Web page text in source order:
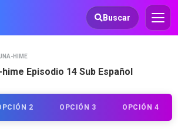
Buscar
HIME
Episodio 14 Sub Español
2 OPCIÓN 3 OPCIÓN 4